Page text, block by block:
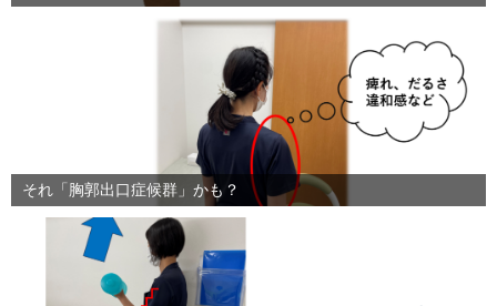
それ「胸郭出口症候群」かも？